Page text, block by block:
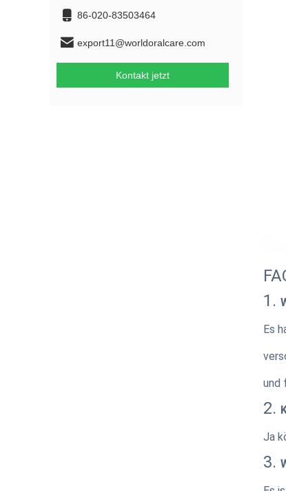
86-020-83503464
export11@worldoralcare.com
Kontakt jetzt
1.
Es
und
2.
Ja
3.